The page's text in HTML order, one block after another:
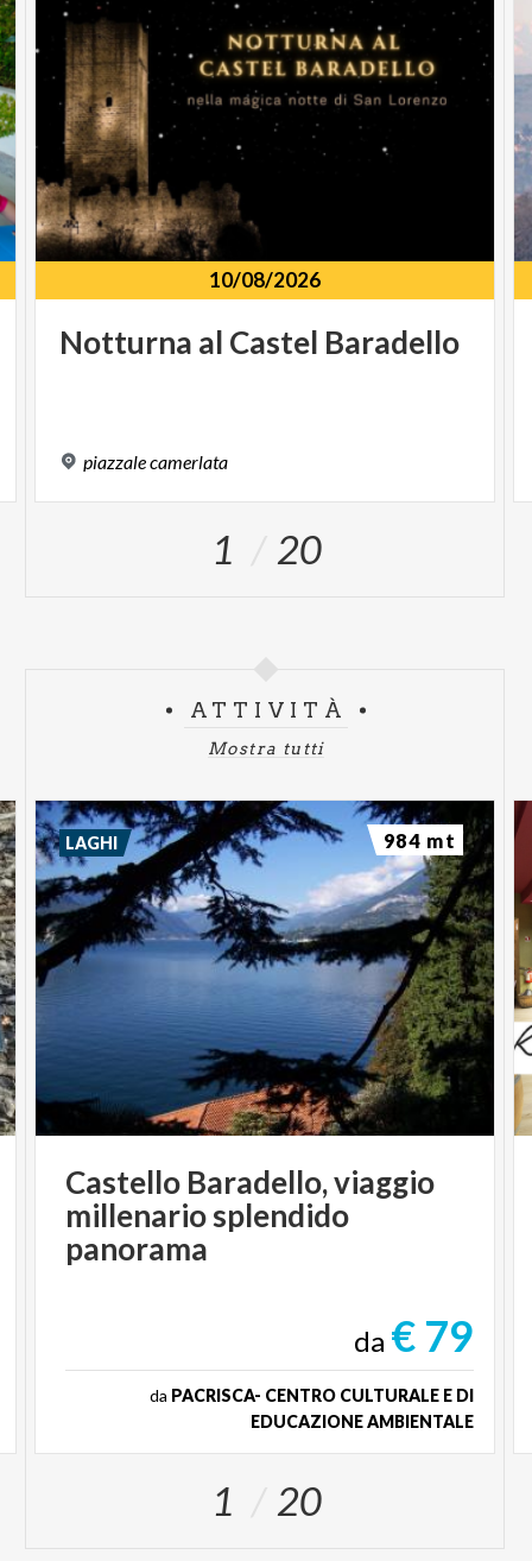
10/08/2026
Notturna al Castel Baradello
piazzalecamerlata
1 20
ATTIVITÀ
Mostra tutti
Castello Baradello, viaggio
millenario splendido
panorama
da € 79
da PACRISCA- CENTRO CULTURALE E DI
EDUCAZIONE AMBIENTALE
LAGHI 984 mt
1 20